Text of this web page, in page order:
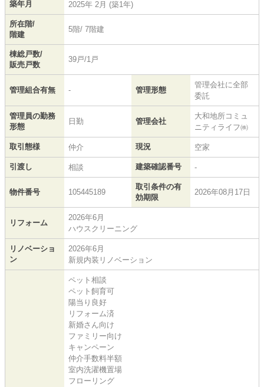
築年月 2025年 2月 (築1年)
所在階/
階建
5階/ 7階建
棟総戸数/
販売戸数
39戸/1戸
管理組合有無 - 管理形態
管理会社に全部
委託
管理員の勤務
形態
日勤 管理会社
大和地所コミュ
ニティライフ㈱
取引態様 仲介 現況 空家
引渡し 相談 建築確認番号 -
物件番号 105445189
取引条件の有
効期限
2026年08月17日
リフォーム
2026年6月
ハウスクリーニング
リノベーショ
ン
2026年6月
新規内装リノベーション
ペット相談
ペット飼育可
陽当り良好
リフォーム済
新婚さん向け
ファミリー向け
キャンペーン
仲介手数料半額
室内洗濯機置場
フローリング